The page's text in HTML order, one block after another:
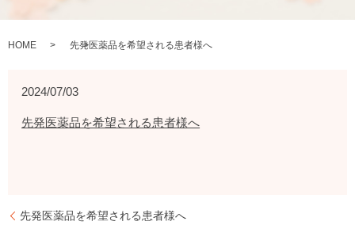
HOME 先発医薬品を希望される患者様へ
2024/07/03
先発医薬品を希望される患者様へ
先発医薬品を希望される患者様へ